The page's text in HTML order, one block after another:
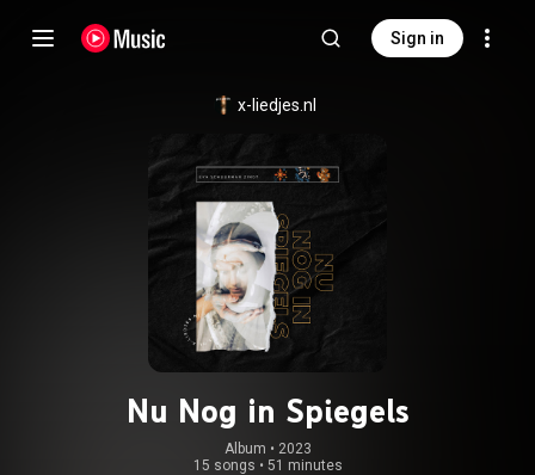
Sign in
x-liedjes.nl
Nu Nog in Spiegels
Album • 2023
15 songs • 51 minutes